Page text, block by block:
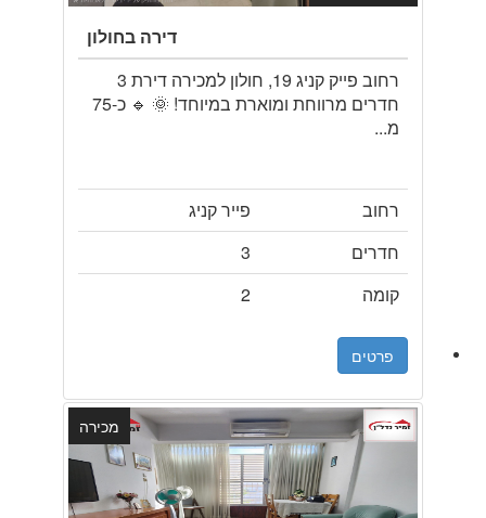
דירה בחולון
רחוב פייק קניג 19, חולון למכירה דירת 3
חדרים מרווחת ומוארת במיוחד! 🌞 🔹 כ-75
מ...
רחוב
פייר קניג
חדרים
3
קומה
2
פרטים
מכירה